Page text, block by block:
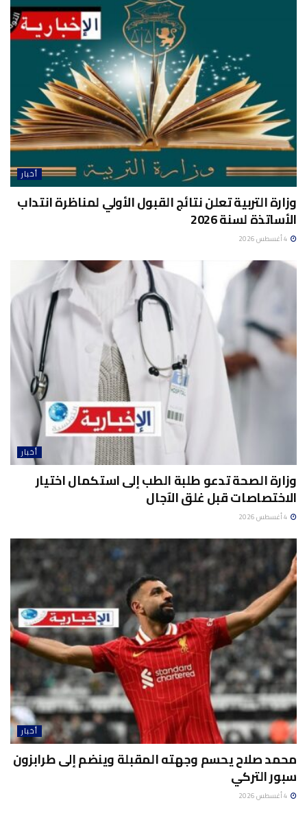
أخبار
وزارة التربية تعلن نتائج القبول الأولي لمناظرة انتداب
الأساتذة لسنة 2026
أخبار
وزارة الصحة تدعو طلبة الطب إلى استكمال اختيار
الاختصاصات قبل غلق الآجال
أخبار
محمد صلاح يحسم وجهته المقبلة وينضم إلى طرابزون
سبور التركي